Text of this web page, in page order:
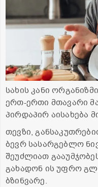
სახის კანი
ერთ-ერთი მთავარი
პირდაპირ აისახება
თევზი,
ბევრ სასარგებლო
შეუძლიათ
გახადონ ის უფრო
ბზინვარე.